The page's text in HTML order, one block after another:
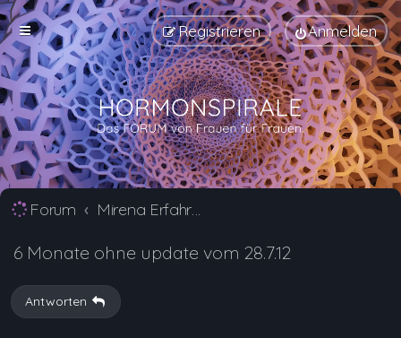
Anmelden
Registrieren
Forum Mirena Erfahrungsberichte und Nebenwirkungen
6 Monate ohne update vom 28.7.12
Antworten